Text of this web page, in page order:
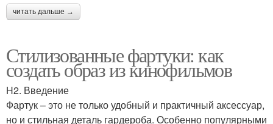
читать дальше →
Стилизованные фартуки: как
создать образ из кинофильмов
H2. Введение
Фартук – это не только удобный и практичный аксессуар,
но и стильная деталь гардероба. Особенно популярными